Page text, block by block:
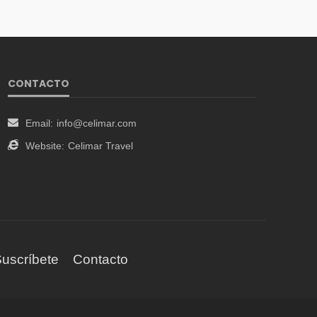
CONTACTO
Email: info@celimar.com
Website: Celimar Travel
Contacto